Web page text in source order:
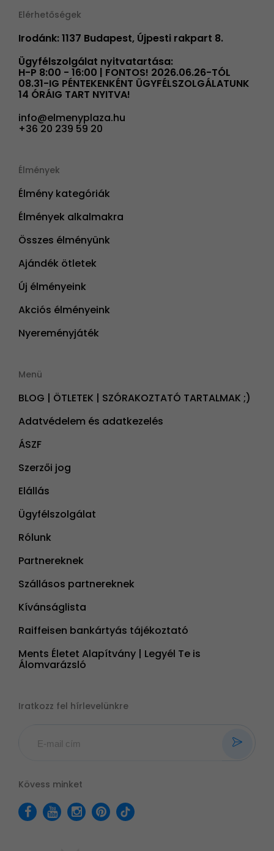
Elérhetőségek
Irodánk: 1137 Budapest, Újpesti rakpart 8.
Ügyfélszolgálat nyitvatartása:
H-P 8:00 - 16:00 | FONTOS! 2026.06.26-TÓL
08.31-IG PÉNTEKENKÉNT ÜGYFÉLSZOLGÁLATUNK
14 ÓRÁIG TART NYITVA!
info@elmenyplaza.hu
+36 20 239 59 20
Élmények
Élmény kategóriák
Élmények alkalmakra
Összes élményünk
Ajándék ötletek
Új élményeink
Akciós élményeink
Nyereményjáték
Menü
BLOG | ÖTLETEK | SZÓRAKOZTATÓ TARTALMAK ;)
Adatvédelem és adatkezelés
ÁSZF
Szerzői jog
Elállás
Ügyfélszolgálat
Rólunk
Partnereknek
Szállásos partnereknek
Kívánságlista
Raiffeisen bankártyás tájékoztató
Ments Életet Alapítvány | Legyél Te is
Álomvarázsló
Iratkozz fel hírlevelünkre
Kövess minket